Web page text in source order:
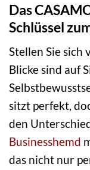
Das
Schlüssel
Stellen Sie sich
Blicke sind auf
sitzt perfekt,
den
Businesshemd
das nicht nur